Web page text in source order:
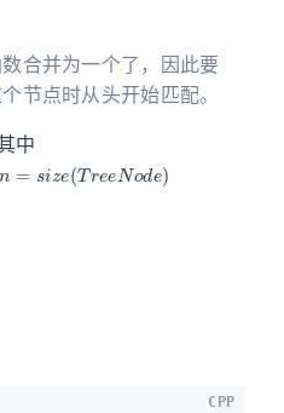
合并为一个了，因此要
节点时从头开始匹配。
中
=siz
CPP